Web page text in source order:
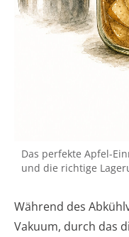
Das perfekte Apfel-
und die richtige
Während des
Vakuum, durch das